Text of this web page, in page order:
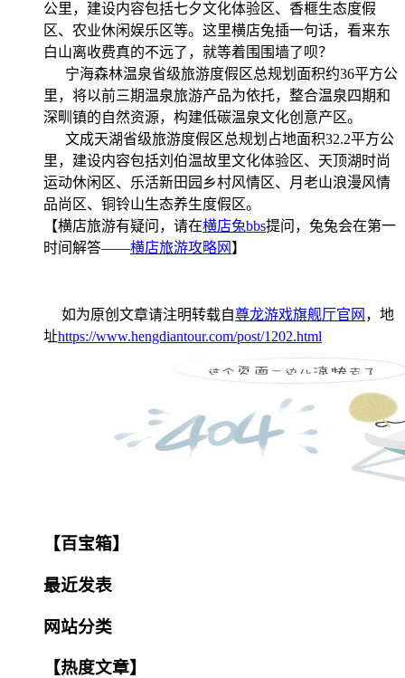
公里，建设内容包括七夕文化体验区、香榧生态度假
区、农业休闲娱乐区等。这里横店兔插一句话，看来东
白山离收费真的不远了，就等着围围墙了呗？
宁海森林温泉省级旅游度假区总规划面积约36平方公
里，将以前三期温泉旅游产品为依托，整合温泉四期和
深甽镇的自然资源，构建低碳温泉文化创意产区。
文成天湖省级旅游度假区总规划占地面积32.2平方公
里，建设内容包括刘伯温故里文化体验区、天顶湖时尚
运动休闲区、乐活新田园乡村风情区、月老山浪漫风情
品尚区、铜铃山生态养生度假区。
【横店旅游有疑问，请在横店兔bbs提问，兔兔会在第一
时间解答——横店旅游攻略网 】
如为原创文章请注明转载自尊龙游戏旗舰厅官网 ，地
址https://www.hengdiantour.com/post/1202.html
【百宝箱】
最近发表
网站分类
【热度文章】